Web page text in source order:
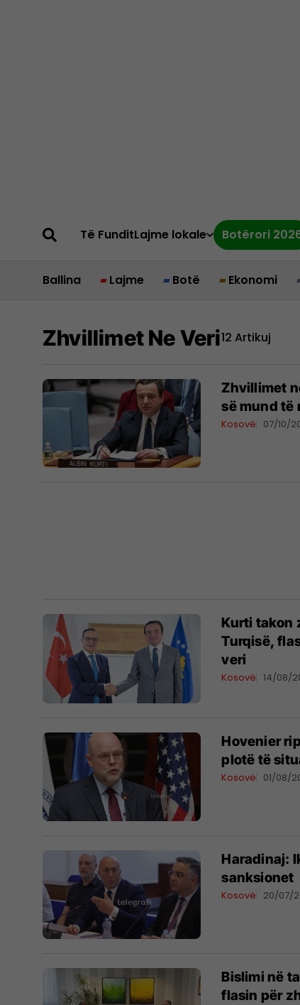
Të FunditLajme lokale Botërori
Ballina Lajme Botë Ekonomi
Zhvillimet Ne Veri12 Artikuj
Zhvillimet
së mund të
Kosovë 07/10/
Kurti takon
Turqisë,
veri
Kosovë 14/08/
​Hovenier
plotë të
Kosovë 01/08/
Haradinaj:
sanksionet
Kosovë 20/07/
Bislimi në
flasin për